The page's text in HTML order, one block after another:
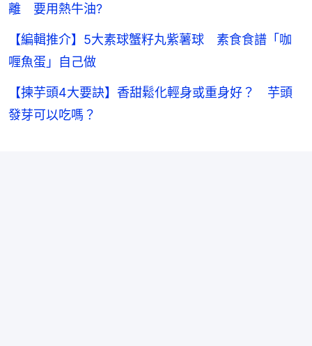
離 要用熱牛油?
【編輯推介】5大素球蟹籽丸紫薯球 素食食譜「咖
喱魚蛋」自己做
【揀芋頭4大要訣】香甜鬆化輕身或重身好？ 芋頭
發芽可以吃嗎？